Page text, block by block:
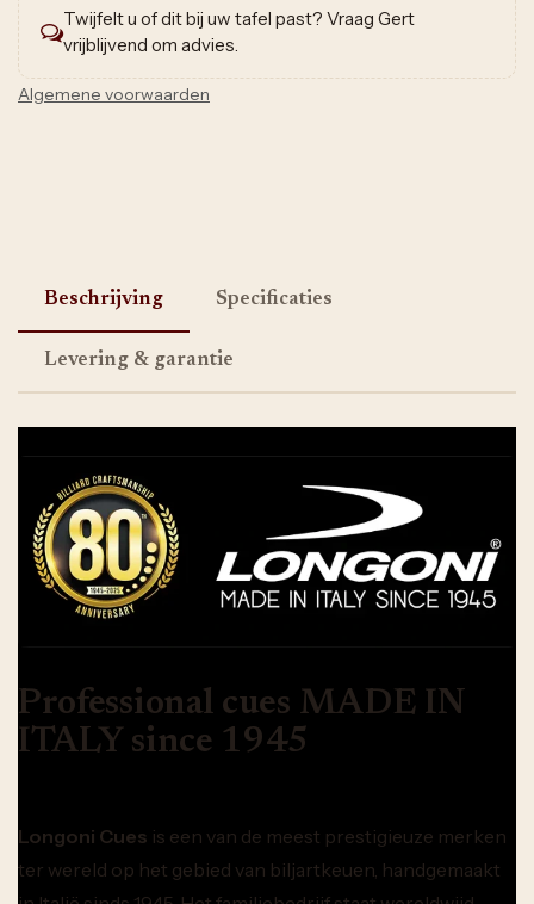
Twijfelt u of dit bij uw tafel past? Vraag Gert
vrijblijvend om advies.
Algemene voorwaarden
Beschrijving Specificaties
Levering & garantie
Professional cues MADE IN
ITALY since 1945
Longoni Cues is een van de meest prestigieuze merken
ter wereld op het gebied van biljartkeuen, handgemaakt